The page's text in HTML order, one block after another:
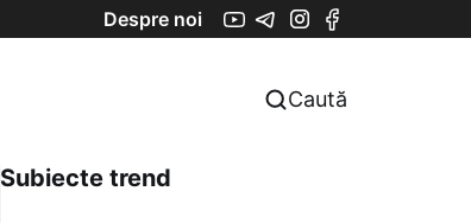
Despre noi
Caută
Subiecte trend